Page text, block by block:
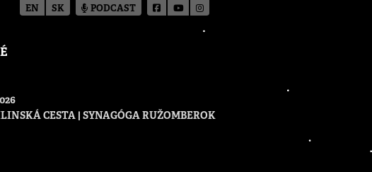
CESTA | SYNAGÓGA RUŽOMBEROK
EN SK PODCAST